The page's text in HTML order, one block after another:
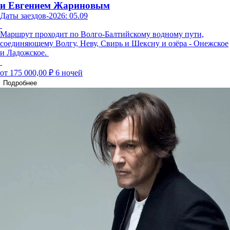
и Евгением Жариновым
Даты заездов-2026: 05.09
Маршрут проходит по Волго-Балтийскому водному пути,
соединяющему Волгу, Неву, Свирь и Шексну и озёра - Онежское
и Ладожское.
от 175 000,00 ₽ 6 ночей
Подробнее